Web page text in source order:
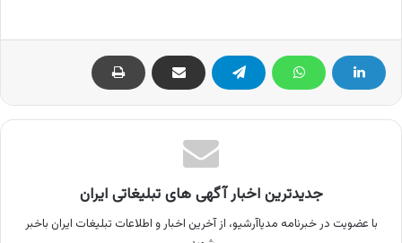
جدیدترین اخبار آگهی های تبلیغاتی ایران
با عضویت در خبرنامه مدیاآرشیو، از آخرین اخبار و اطلاعات تبلیغات ایران باخبر